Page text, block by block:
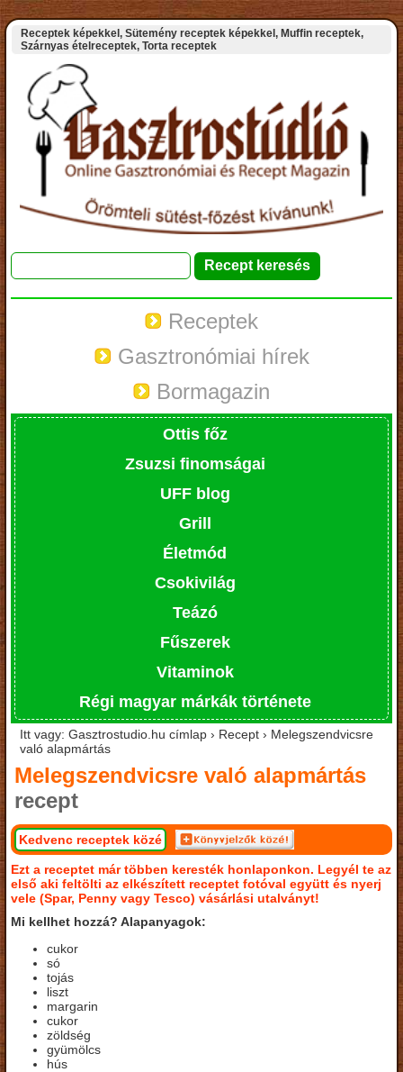
Receptek képekkel, Sütemény receptek képekkel, Muffin receptek,
Szárnyas ételreceptek, Torta receptek
Receptek
Gasztronómiai hírek
Bormagazin
Ottis főz
Zsuzsi finomságai
UFF blog
Grill
Életmód
Csokivilág
Teázó
Fűszerek
Vitaminok
Régi magyar márkák története
Itt vagy: Gasztrostudio.hu címlap › Recept › Melegszendvicsre
való alapmártás
Melegszendvicsre való alapmártás
recept
Kedvenc receptek közé
Ezt a receptet már többen keresték honlaponkon. Legyél te az
első aki feltölti az elkészített receptet fotóval együtt és nyerj
vele (Spar, Penny vagy Tesco) vásárlási utalványt!
Mi kellhet hozzá? Alapanyagok:
cukor
só
tojás
liszt
margarin
cukor
zöldség
gyümölcs
hús